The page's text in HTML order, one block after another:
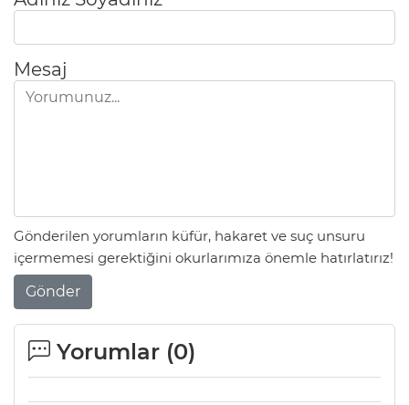
Mesaj
Gönderilen yorumların küfür, hakaret ve suç unsuru
içermemesi gerektiğini okurlarımıza önemle hatırlatırız!
Gönder
Yorumlar (0)